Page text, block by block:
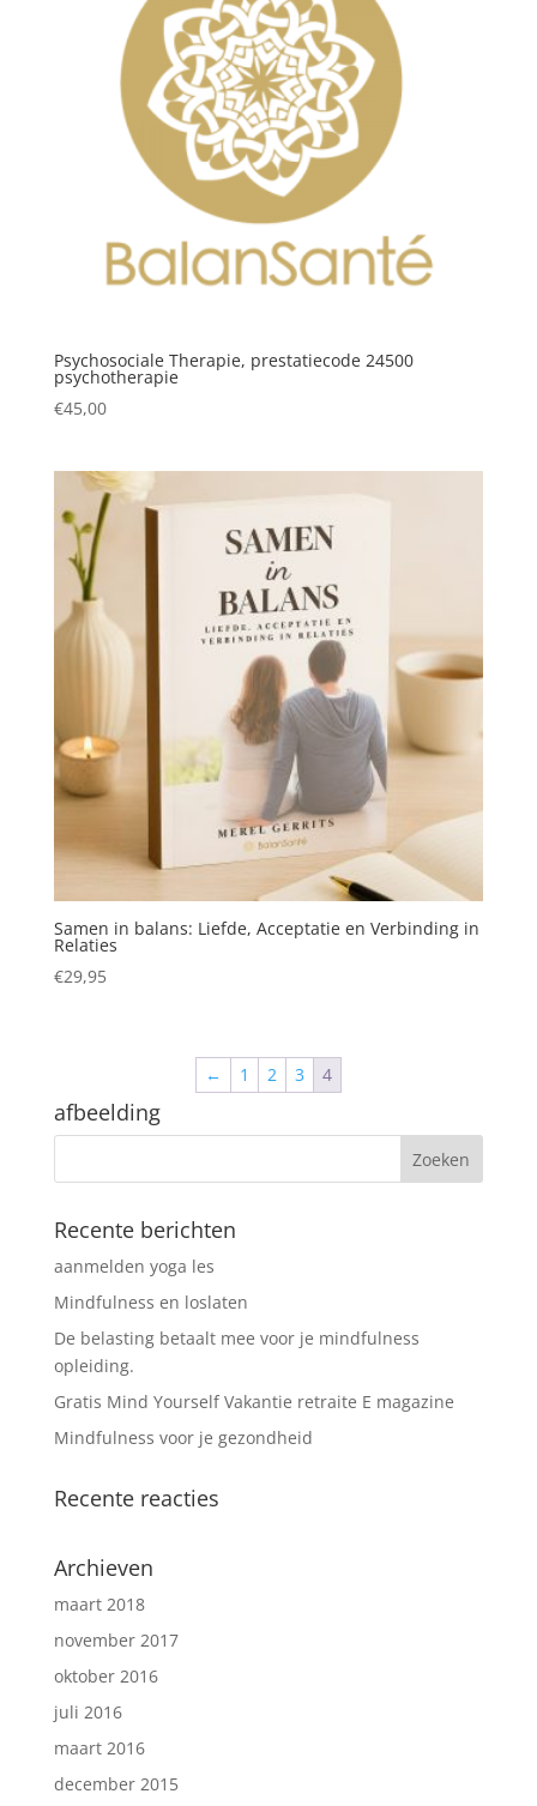
Psychosociale Therapie, prestatiecode 24500
psychotherapie
€45,00
Samen in balans: Liefde, Acceptatie en Verbinding in
Relaties
€29,95
← 1 2 3 4
afbeelding
Recente berichten
aanmelden yoga les
Mindfulness en loslaten
De belasting betaalt mee voor je mindfulness
opleiding.
Gratis Mind Yourself Vakantie retraite E magazine
Mindfulness voor je gezondheid
Recente reacties
Archieven
maart 2018
november 2017
oktober 2016
juli 2016
maart 2016
december 2015